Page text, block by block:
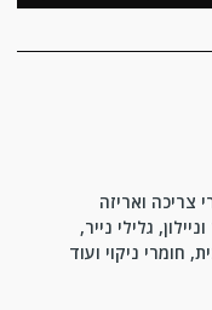
צריכה ואריזה
גלילי נייר,
חומרי ניקוי ועוד